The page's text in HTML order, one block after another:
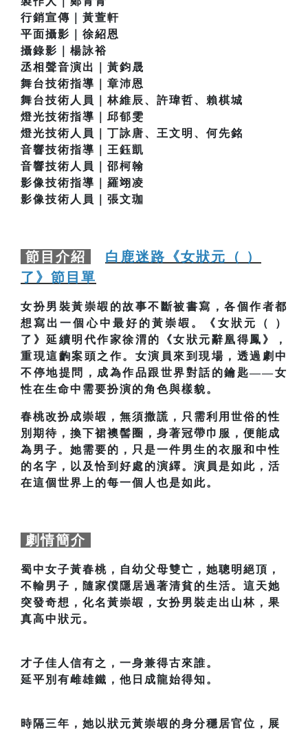
行銷宣傳｜黃萱軒
平面攝影｜徐紹恩
攝錄影｜楊詠裕
丞相聲音演出｜黃鈞晟
舞台技術指導｜章沛恩
舞台技術人員｜林維辰、許瑋哲、賴棋城
燈光技術指導｜邱郁雯
燈光技術人員｜丁詠唐、王文明、何先銘
音響技術指導｜王鈺凱
音響技術人員｜邵柯翰
影像技術指導｜羅翊凌
影像技術人員｜張文珈
節目介紹
白鹿迷路《女狀元（ ）
了》節目單
女扮男裝黃崇嘏的故事不斷被書寫，各個作者都
想寫出一個心中最好的黃崇嘏。《女狀元（ ）
了》延續明代作家徐渭的《女狀元辭凰得鳳》，
重現這齣案頭之作。女演員來到現場，透過劇中
不停地提問，成為作品跟世界對話的鑰匙——女
性在生命中需要扮演的角色與樣貌。
春桃改扮成崇嘏，無須撒謊，只需利用世俗的性
別期待，換下裙襖髻圈，身著冠帶巾服，便能成
為男子。她需要的，只是一件男生的衣服和中性
的名字，以及恰到好處的演繹。演員是如此，活
在這個世界上的每一個人也是如此。
劇情簡介
蜀中女子黃春桃，自幼父母雙亡，她聰明絕頂，
不輸男子，隨家僕隱居過著清貧的生活。這天她
突發奇想，化名黃崇嘏，女扮男裝走出山林，果
真高中狀元。
才子佳人信有之，一身兼得古來誰。
延平別有雌雄鐵，他日成龍始得知。
時隔三年，她以狀元黃崇嘏的身分穩居官位，展